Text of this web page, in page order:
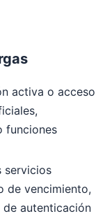
activa o acceso
funciones
servicios
de vencimiento,
autenticación